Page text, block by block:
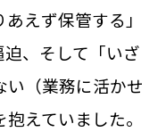
えず保管する」
、そして「いざ
い（業務に活かせ
えていました。